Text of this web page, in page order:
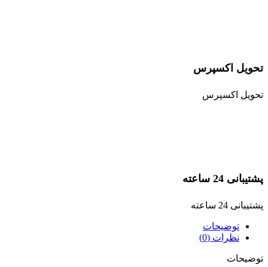
تحویل اکسپرس
تحویل اکسپرس
پشتیبانی 24 ساعته
پشتیبانی 24 ساعته
توضیحات
نظرات (0)
توضیحات